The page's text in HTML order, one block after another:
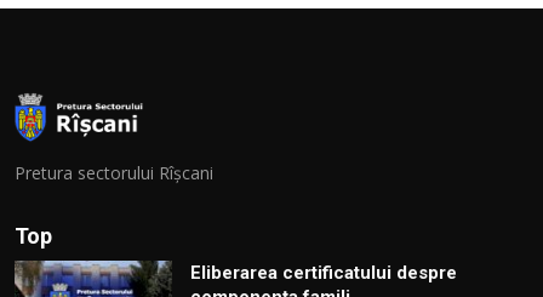
Pretura sectorului Rîșcani
Top
Eliberarea certificatului despre